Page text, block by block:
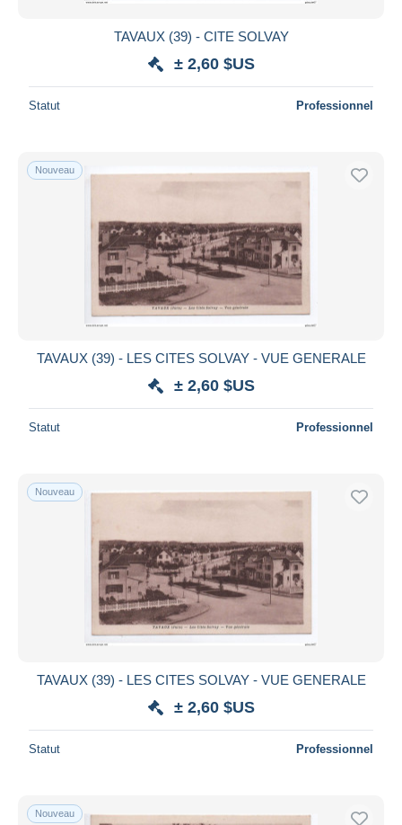
TAVAUX (39) - CITE SOLVAY
± 2,60 $US
Statut Professionnel
Nouveau
TAVAUX (39) - LES CITES SOLVAY - VUE GENERALE
± 2,60 $US
Statut Professionnel
Nouveau
TAVAUX (39) - LES CITES SOLVAY - VUE GENERALE
± 2,60 $US
Statut Professionnel
Nouveau